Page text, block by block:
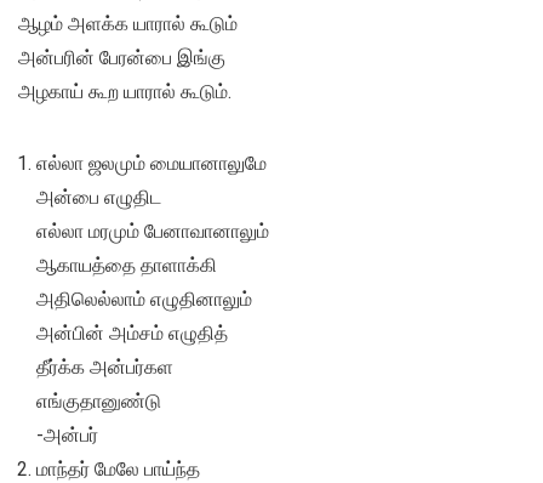
ஆழம் அளக்க யாரால் கூடும்
அன்பரின் பேரன்பை இங்கு
அழகாய் கூற யாரால் கூடும்.
எல்லா ஜலமும் மையானாலுமே
அன்பை எழுதிட
எல்லா மரமும் பேனாவானாலும்
ஆகாயத்தை தாளாக்கி
அதிலெல்லாம் எழுதினாலும்
அன்பின் அம்சம் எழுதித்
தீர்க்க அன்பர்கள
எங்குதானுண்டு
-அன்பர்
மாந்தர் மேலே பாய்ந்த